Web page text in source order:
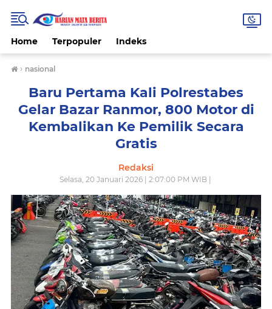
Home Terpopuler Indeks
› nasional
Baru Pertama Kali Polrestabes
Gelar Bazar Ranmor, 800 Motor di
Kembalikan Ke Pemilik Secara
Gratis
Redaksi
Selasa, 20 Januari 2026 | 2:07:00 PM WIB |